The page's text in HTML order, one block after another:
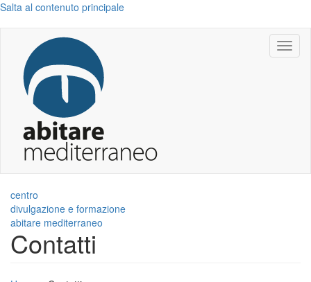
Salta al contenuto principale
centro
divulgazione e formazione
abitare mediterraneo
Contatti